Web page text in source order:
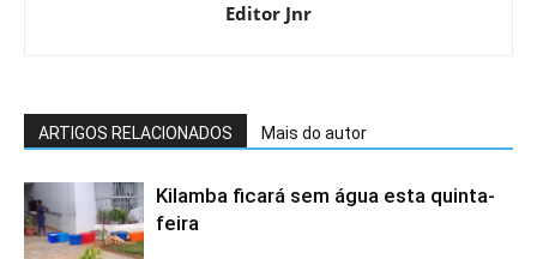
Editor Jnr
ARTIGOS RELACIONADOS Mais do autor
Kilamba ficará sem água esta quinta-
feira